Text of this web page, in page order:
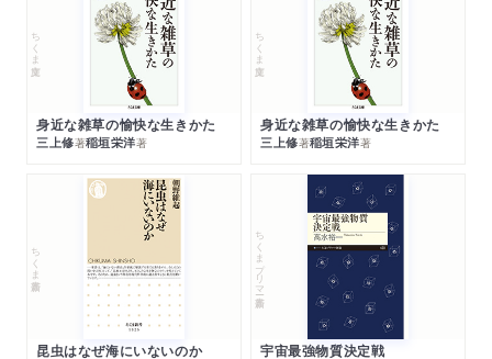
ちくま文庫
身近な雑草の愉快な生きかた
三上修著稲垣栄洋著
ちくま文庫
身近な雑草の愉快な生きかた
三上修著稲垣栄洋著
ちくま新書
昆虫はなぜ海にいないのか
ちくまプリマー新書
宇宙最強物質決定戦